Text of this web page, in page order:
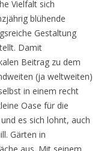
Vielfalt sich
blühende
Gestaltung
Damit
Beitrag zu dem
(ja weltweiten)
in einem recht
Oase für die
es sich lohnt, auch
Gärten in
aus. Mit seinem